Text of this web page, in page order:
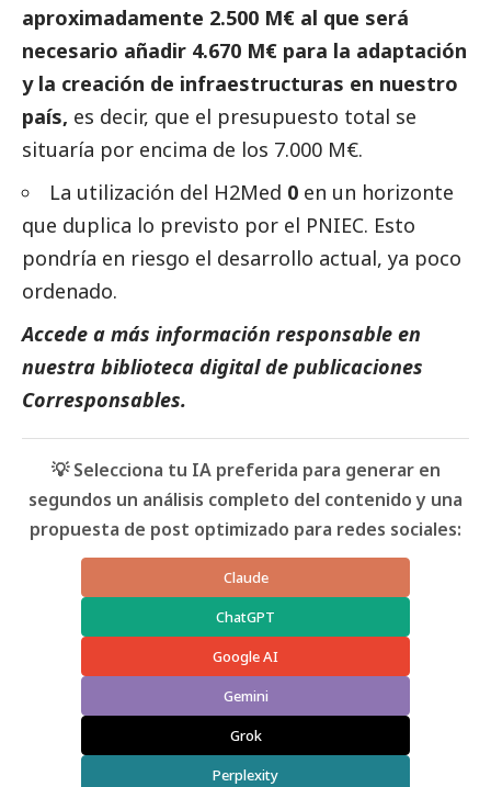
aproximadamente 2.500 M€ al que será
necesario añadir 4.670 M€ para la adaptación
y la creación de infraestructuras en nuestro
país, es decir, que el presupuesto total se
situaría por encima de los 7.000 M€.
La utilización del H2Med 0 en un horizonte
que duplica lo previsto por el PNIEC. Esto
pondría en riesgo el desarrollo actual, ya poco
ordenado.
Accede a más información responsable en
nuestra biblioteca digital de publicaciones
Corresponsables.
💡 Selecciona tu IA preferida para generar en
segundos un análisis completo del contenido y una
propuesta de post optimizado para redes sociales:
Claude
ChatGPT
Google AI
Gemini
Grok
Perplexity